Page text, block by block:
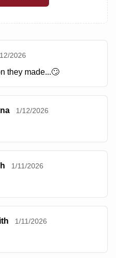
2026
they made...🙄
1/12/2026
1/11/2026
1/11/2026